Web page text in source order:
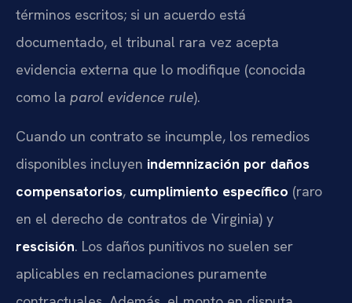
términos escritos; si un acuerdo está
documentado, el tribunal rara vez acepta
evidencia externa que lo modifique (conocida
como la parol evidence rule).
Cuando un contrato se incumple, los remedios
disponibles incluyen indemnización por daños
compensatorios, cumplimiento específico (raro
en el derecho de contratos de Virginia) y
rescisión. Los daños punitivos no suelen ser
aplicables en reclamaciones puramente